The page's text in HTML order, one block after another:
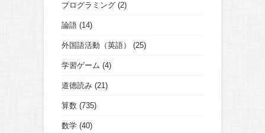
プログラミング (2)
論語 (14)
外国語活動（英語） (25)
学習ゲーム (4)
道徳読み (21)
算数 (735)
数学 (40)